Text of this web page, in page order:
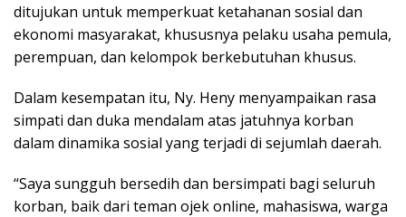
ditujukan untuk memperkuat ketahanan sosial dan
ekonomi masyarakat, khususnya pelaku usaha pemula,
perempuan, dan kelompok berkebutuhan khusus.
Dalam kesempatan itu, Ny. Heny menyampaikan rasa
simpati dan duka mendalam atas jatuhnya korban
dalam dinamika sosial yang terjadi di sejumlah daerah.
“Saya sungguh bersedih dan bersimpati bagi seluruh
korban, baik dari teman ojek online, mahasiswa, warga